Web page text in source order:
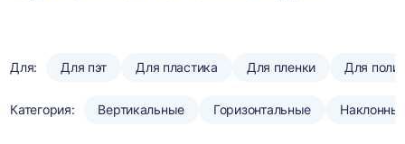
Для: Для пэт Для пластика Для пленки Для
Категория: Вертикальные Горизонтальные